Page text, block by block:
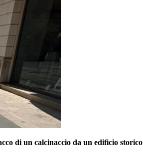
di un calcinaccio da un edificio storico